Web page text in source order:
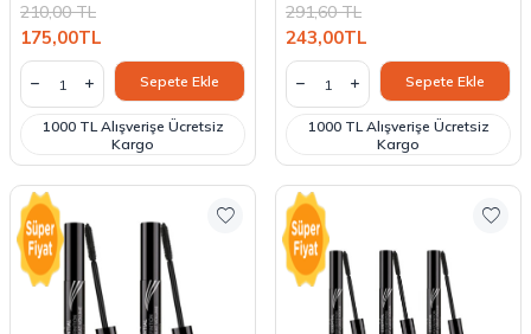
210,00TL
175,00TL
Sepete Ekle
1000 TL Alışverişe Ücretsiz
Kargo
291,60TL
243,00TL
Sepete Ekle
1000 TL Alışverişe Ücretsiz
Kargo